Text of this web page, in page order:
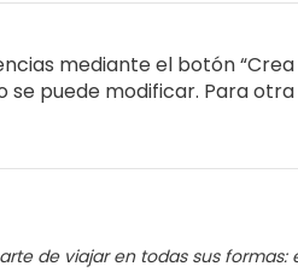
mediante el botón “Crea
puede modificar. Para
de viajar en todas sus